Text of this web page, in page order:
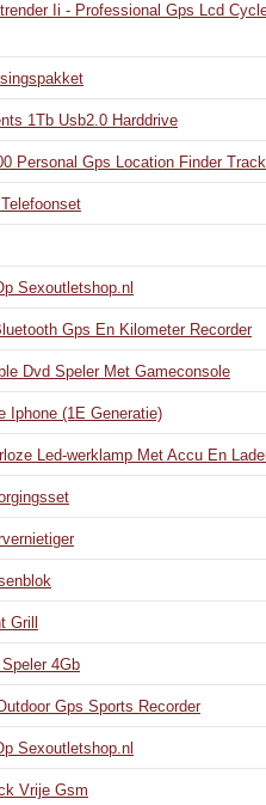
Ii - Professional Gps Lcd
1Tb Usb2.0 Harddrive
Personal Gps Location Finder
Sexoutletshop.nl
Gps En Kilometer Recorder
Dvd Speler Met Gameconsole
Iphone (1E Generatie)
Led-werklamp Met Accu En
Grill
4Gb
Gps Sports Recorder
Sexoutletshop.nl
Vrije Gsm